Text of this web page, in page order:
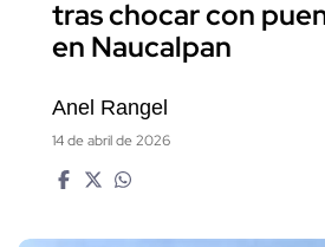
tras chocar con
en Naucalpan
Anel Rangel
14 de abril de 2026